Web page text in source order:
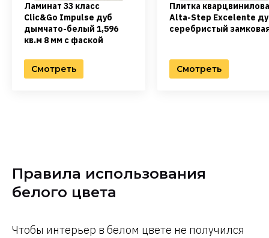
Ламинат 33 класс
Clic&Go Impulse дуб
дымчато-белый 1,596
кв.м 8 мм с фаской
Смотреть
Плитка
Alta-Step Excelente
серебристый
Смотреть
Правила использования
белого цвета
Чтобы интерьер в белом цвете не получился